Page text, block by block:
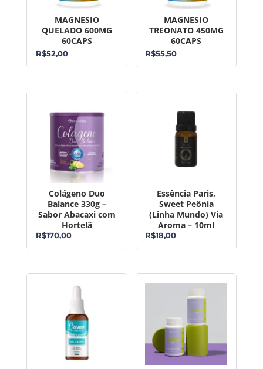
MAGNESIO
QUELADO 600MG
60CAPS
R$52,00
MAGNESIO
TREONATO 450MG
60CAPS
R$55,50
Colágeno Duo
Balance 330g –
Sabor Abacaxi com
Hortelã
R$170,00
Essência Paris,
Sweet Peônia
(Linha Mundo) Via
Aroma – 10ml
R$18,00